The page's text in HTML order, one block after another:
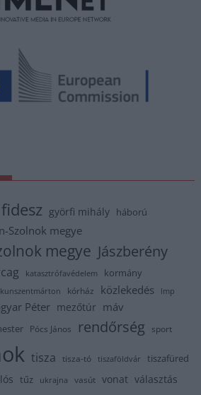
fidesz györfi mihály háború
Szolnok megye
megye Jászberény
katasztrófavédelem kormány
kunszentmárton kórház közlekedés lmp
Péter mezőtúr máv
Pócs János rendőrség sport
tisza tisza-tó tiszaföldvár tiszafüred
tűz ukrajna vasút vonat választás